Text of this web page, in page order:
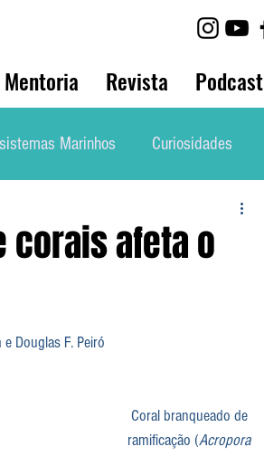
Mentoria Revista Podcast
Marinhos Curiosidades
corais afeta o
Douglas F. Peiró
Coral branqueado de
ramificação (Acropora